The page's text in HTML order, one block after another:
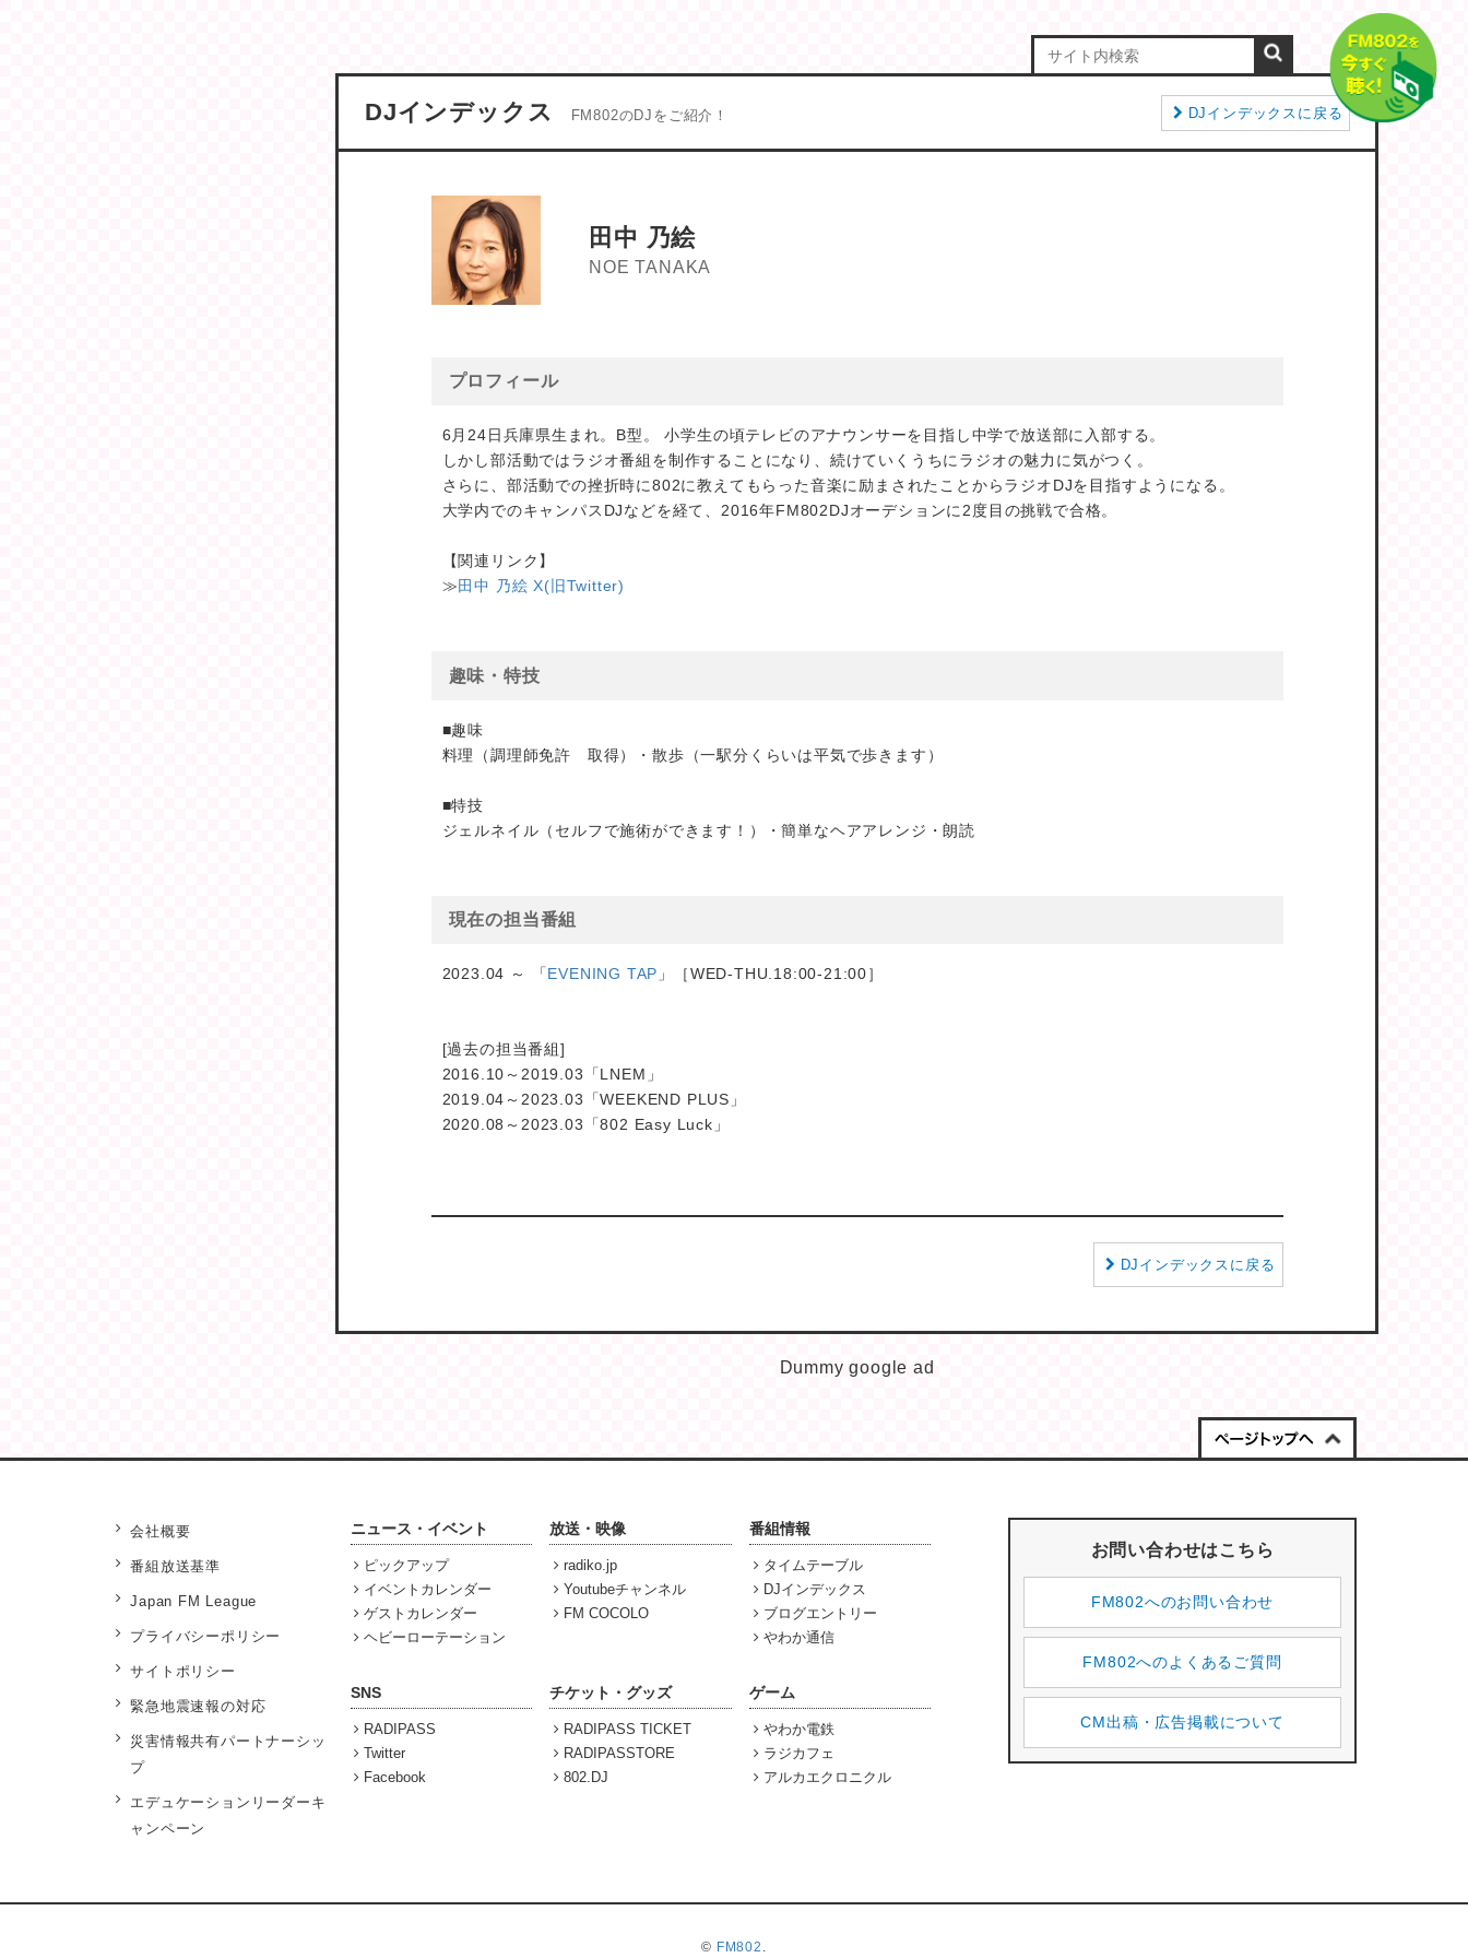
DJインデックス FM802のDJをご紹介！ DJインデックスに戻る
田中 乃絵
NOE TANAKA
プロフィール
6月24日兵庫県生まれ。B型。 小学生の頃テレビのアナウンサーを目指し中学で放送部に入部する。
しかし部活動ではラジオ番組を制作することになり、続けていくうちにラジオの魅力に気がつく。
さらに、部活動での挫折時に802に教えてもらった音楽に励まされたことからラジオDJを目指すようになる。
大学内でのキャンパスDJなどを経て、2016年FM802DJオーデションに2度目の挑戦で合格。
【関連リンク】
≫田中 乃絵 X(旧Twitter)
趣味・特技
■趣味
料理（調理師免許 取得）・散歩（一駅分くらいは平気で歩きます）
■特技
ジェルネイル（セルフで施術ができます！）・簡単なヘアアレンジ・朗読
現在の担当番組
2023.04 ～ 「EVENING TAP 」［WED-THU.18:00-21:00］
[過去の担当番組]
2016.10～2019.03「LNEM」
2019.04～2023.03「WEEKEND PLUS」
2020.08～2023.03「802 Easy Luck」
DJインデックスに戻る
Dummy google ad
会社概要
番組放送基準
Japan FM League
プライバシーポリシー
サイトポリシー
緊急地震速報の対応
災害情報共有パートナーシッ
プ
エデュケーションリーダーキ
ャンペーン
ニュース・イベント
ピックアップ
イベントカレンダー
ゲストカレンダー
ヘビーローテーション
放送・映像
radiko.jp
Youtubeチャンネル
FM COCOLO
番組情報
タイムテーブル
DJインデックス
ブログエントリー
やわか通信
SNS
RADIPASS
Twitter
Facebook
チケット・グッズ
RADIPASS TICKET
RADIPASSTORE
802.DJ
ゲーム
やわか電鉄
ラジカフェ
アルカエクロニクル
お問い合わせはこちら
FM802へのお問い合わせ
FM802へのよくあるご質問
CM出稿・広告掲載について
© FM802 .